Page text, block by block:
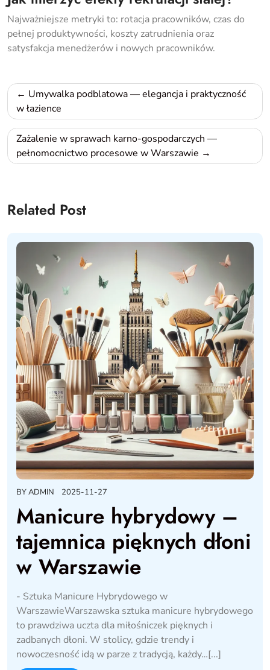
Najważniejsze metryki to: rotacja pracowników, czas do
pełnej produktywności, koszty zatrudnienia oraz
satysfakcja menedżerów i nowych pracowników.
Nawigacja
wpisu
Umywalka podblatowa — elegancja i praktyczność
w łazience
Zażalenie w sprawach karno-gospodarczych —
pełnomocnictwo procesowe w Warszawie
Related Post
BYADMIN 2025-11-27
Manicure hybrydowy –
tajemnica pięknych dłoni
w Warszawie
- Sztuka Manicure Hybrydowego w
WarszawieWarszawska sztuka manicure hybrydowego
to prawdziwa uczta dla miłośniczek pięknych i
zadbanych dłoni. W stolicy, gdzie trendy i
nowoczesność idą w parze z tradycją, każdy…[...]